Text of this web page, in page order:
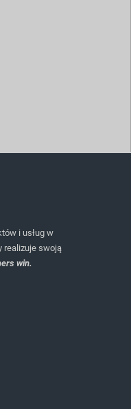
i usług w
realizuje swoją
win.